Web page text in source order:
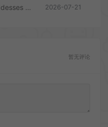
我靠挂机撩女神 / Flirting Goddesses by AFK 休闲放置RPG游戏 2026-07-21
暂无评论